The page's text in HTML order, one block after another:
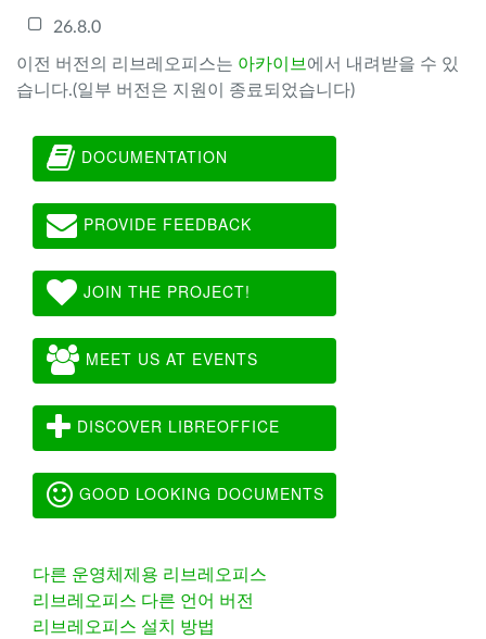
26.8.0
이전 버전의 리브레오피스는 아카이브 에서 내려받을 수 있
습니다.(일부 버전은 지원이 종료되었습니다)
DOCUMENTATION
PROVIDE FEEDBACK
JOIN THE PROJECT!
MEET US AT EVENTS
DISCOVER LIBREOFFICE
GOOD LOOKING DOCUMENTS
다른 운영체제용 리브레오피스
리브레오피스 다른 언어 버전
리브레오피스 설치 방법